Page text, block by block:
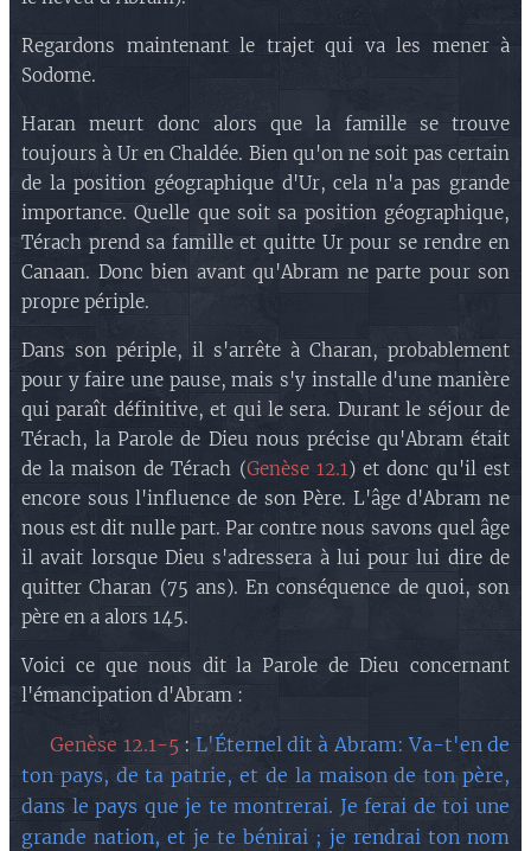
Regardons maintenant le trajet qui va les mener à
Sodome.
Haran meurt donc alors que la famille se trouve
toujours à Ur en Chaldée. Bien qu'on ne soit pas certain
de la position géographique d'Ur, cela n'a pas grande
importance. Quelle que soit sa position géographique,
Térach prend sa famille et quitte Ur pour se rendre en
Canaan. Donc bien avant qu'Abram ne parte pour son
propre périple.
Dans son périple, il s'arrête à Charan, probablement
pour y faire une pause, mais s'y installe d'une manière
qui paraît définitive, et qui le sera. Durant le séjour de
Térach, la Parole de Dieu nous précise qu'Abram était
de la maison de Térach (Genèse 12.1) et donc qu'il est
encore sous l'influence de son Père. L'âge d'Abram ne
nous est dit nulle part. Par contre nous savons quel âge
il avait lorsque Dieu s'adressera à lui pour lui dire de
quitter Charan (75 ans). En conséquence de quoi, son
père en a alors 145.
Voici ce que nous dit la Parole de Dieu concernant
l'émancipation d'Abram :
🔘 Genèse 12.1-5: L'Éternel dit à Abram: Va-t'en de
ton pays, de ta patrie, et de la maison de ton père,
dans le pays que je te montrerai. Je ferai de toi une
grande nation, et je te bénirai ; je rendrai ton nom